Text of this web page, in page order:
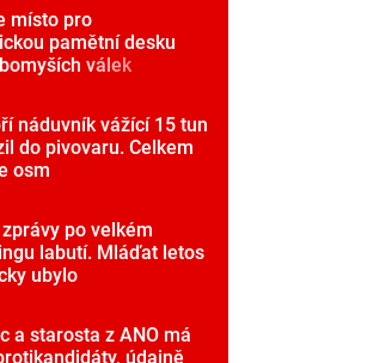
místo pro
pamětní desku
válek
náduvník vážící 15 tun
do pivovaru. Celkem
osm
po velkém
labutí. Mláďat letos
ubylo
a starosta z ANO má
údajně